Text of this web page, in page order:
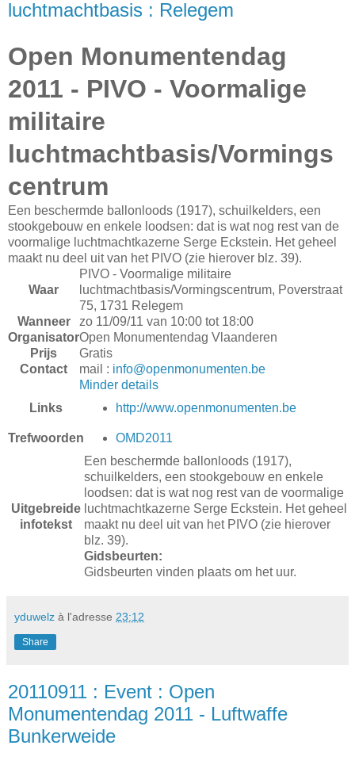
luchtmachtbasis : Relegem
Open Monumentendag
2011 - PIVO - Voormalige
militaire
luchtmachtbasis/Vormings
centrum
Een beschermde ballonloods (1917), schuilkelders, een
stookgebouw en enkele loodsen: dat is wat nog rest van de
voormalige luchtmachtkazerne Serge Eckstein. Het geheel
maakt nu deel uit van het PIVO (zie hierover blz. 39).
Waar
PIVO - Voormalige militaire
luchtmachtbasis/Vormingscentrum, Poverstraat
75, 1731 Relegem
Wanneer
zo 11/09/11 van 10:00 tot 18:00
OrganisatorOpen Monumentendag Vlaanderen
Prijs
Gratis
Contact
mail : info@openmonumenten.be
Minder details
Links
http://www.openmonumenten.be
Trefwoorden OMD2011
Uitgebreide
infotekst
Een beschermde ballonloods (1917),
schuilkelders, een stookgebouw en enkele
loodsen: dat is wat nog rest van de voormalige
luchtmachtkazerne Serge Eckstein. Het geheel
maakt nu deel uit van het PIVO (zie hierover
blz. 39).
Gidsbeurten:
Gidsbeurten vinden plaats om het uur.
yduwelz à l'adresse 23:12
Share
20110911 : Event : Open
Monumentendag 2011 - Luftwaffe
Bunkerweide